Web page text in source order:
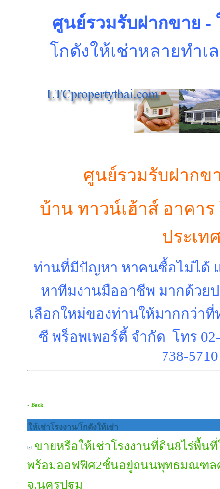
ศูนย์รวมรับฝากขาย -
โกดังให้เช่าหลายทำเ
ศูนย์รวมรับฝาก
บ้าน ทาวน์เฮ้าส์ อาคา
ประเท
ท่านที่มีปัญหา หาคนซื้อไม่ได้
หาทีมงานมืออาชีพ มากด้วย
เลือกใหม่ของท่านให้มากกว่าที่
ซี พร็อพเพอร์ตี้ จำกัด โทร
738-
« Back
ให้เช่าโรงงาน/โกดังให้เช่า
ขายหรือให้เช่าโรงงานที่ดิน8ไร่พื้น
พร้อมออฟฟิศ2ชั้นอยู่ถนนพุทธมณฑลศ
จ.นครปฐม